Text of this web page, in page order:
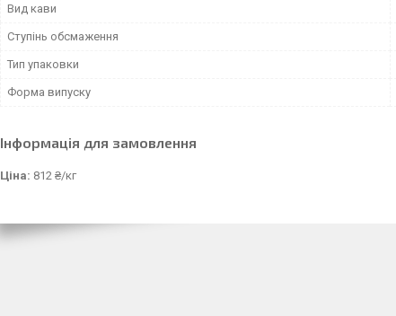
Вид кави
Ступінь обсмаження
Тип упаковки
Форма випуску
Інформація для замовлення
Ціна: 812 ₴/кг